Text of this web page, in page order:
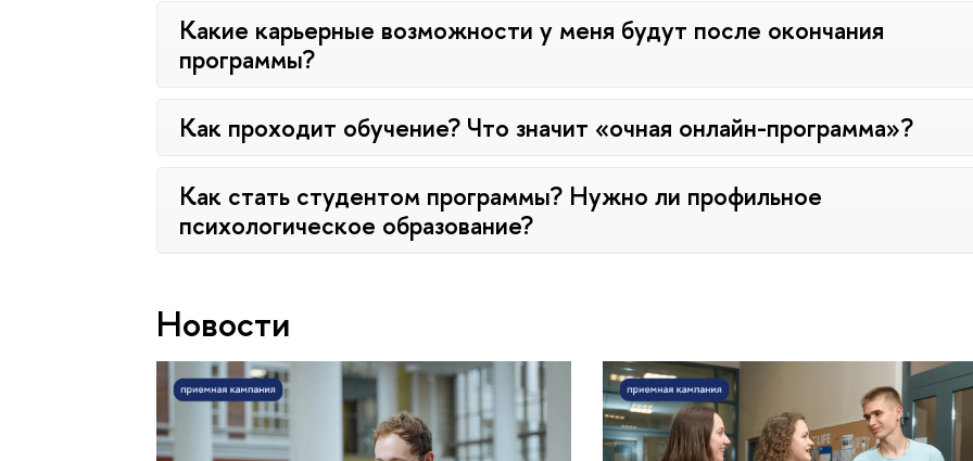
Какие карьерные возможности у меня будут после окончания
программы?
Как проходит обучение? Что значит «очная онлайн-программа»?
Как стать студентом программы? Нужно ли профильное
психологическое образование?
Новости